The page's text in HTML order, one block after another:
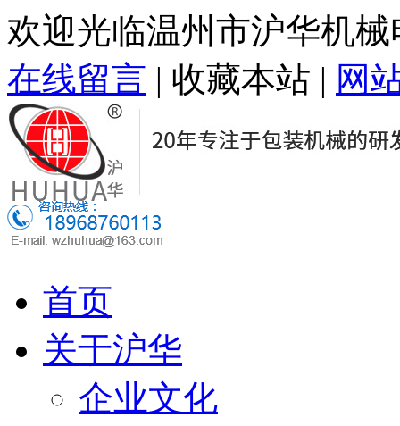
欢迎光临温州市沪华机
在线留言 | 收藏本站 | 网
首页
关于沪华
企业文化